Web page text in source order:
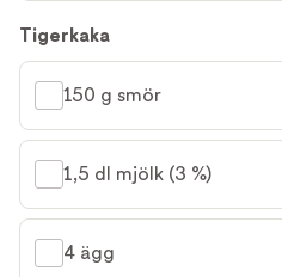
Tigerkaka
150 g smör
1,5 dl mjölk (3 %)
4 ägg